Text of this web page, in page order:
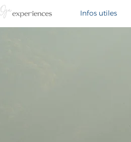
Infos utiles